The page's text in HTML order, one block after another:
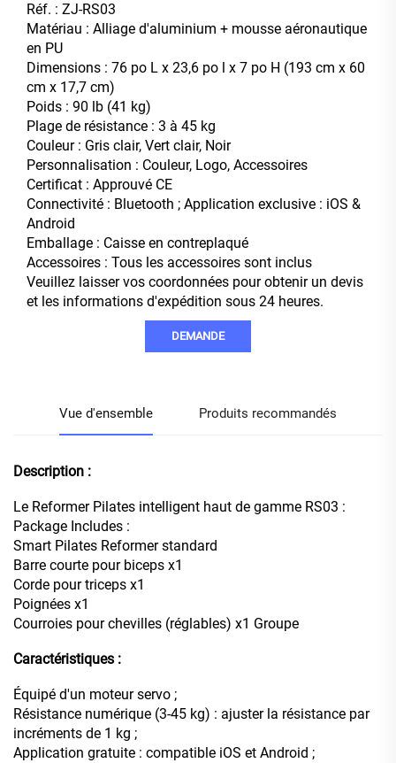
Réf. : ZJ-RS03
Matériau : Alliage d'aluminium + mousse aéronautique
en PU
Dimensions : 76 po L x 23,6 po l x 7 po H (193 cm x 60
cm x 17,7 cm)
Poids : 90 lb (41 kg)
Plage de résistance : 3 à 45 kg
Couleur : Gris clair, Vert clair, Noir
Personnalisation : Couleur, Logo, Accessoires
Certificat : Approuvé CE
Connectivité : Bluetooth ; Application exclusive : iOS &
Android
Emballage : Caisse en contreplaqué
Accessoires : Tous les accessoires sont inclus
Veuillez laisser vos coordonnées pour obtenir un devis
et les informations d'expédition sous 24 heures.
DEMANDE
Vue d'ensemble Produits recommandés
Description :
Le Reformer Pilates intelligent haut de gamme RS03 :
Package Includes :
Smart Pilates Reformer standard
Barre courte pour biceps x1
Corde pour triceps x1
Poignées x1
Courroies pour chevilles (réglables) x1 Groupe
Caractéristiques :
Équipé d'un moteur servo ;
Résistance numérique (3-45 kg) : ajuster la résistance par
incréments de 1 kg ;
Application gratuite : compatible iOS et Android ;